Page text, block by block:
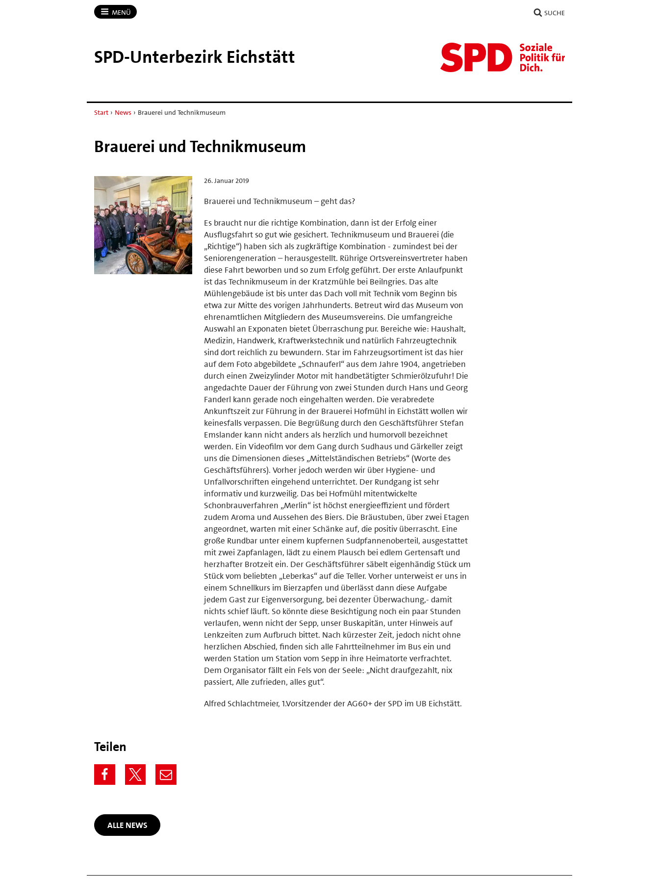
MENÜ SUCHE
SPD-​Unterbezirk Eichstätt
Start › News › Brauerei und Technikmuseum
Brauerei und Technikmuseum
26. Januar 2019
Brauerei und Technikmuseum – geht das?
Es braucht nur die richtige Kombination, dann ist der Erfolg einer
Ausflugsfahrt so gut wie gesichert. Technikmuseum und Brauerei (die
„Richtige“) haben sich als zugkräftige Kombination - zumindest bei der
Seniorengeneration – herausgestellt. Rührige Ortsvereinsvertreter haben
diese Fahrt beworben und so zum Erfolg geführt. Der erste Anlaufpunkt
ist das Technikmuseum in der Kratzmühle bei Beilngries. Das alte
Mühlengebäude ist bis unter das Dach voll mit Technik vom Beginn bis
etwa zur Mitte des vorigen Jahrhunderts. Betreut wird das Museum von
ehrenamtlichen Mitgliedern des Museumsvereins. Die umfangreiche
Auswahl an Exponaten bietet Überraschung pur. Bereiche wie: Haushalt,
Medizin, Handwerk, Kraftwerkstechnik und natürlich Fahrzeugtechnik
sind dort reichlich zu bewundern. Star im Fahrzeugsortiment ist das hier
auf dem Foto abgebildete „Schnauferl“ aus dem Jahre 1904, angetrieben
durch einen Zweizylinder Motor mit handbetätigter Schmierölzufuhr! Die
angedachte Dauer der Führung von zwei Stunden durch Hans und Georg
Fanderl kann gerade noch eingehalten werden. Die verabredete
Ankunftszeit zur Führung in der Brauerei Hofmühl in Eichstätt wollen wir
keinesfalls verpassen. Die Begrüßung durch den Geschäftsführer Stefan
Emslander kann nicht anders als herzlich und humorvoll bezeichnet
werden. Ein Videofilm vor dem Gang durch Sudhaus und Gärkeller zeigt
uns die Dimensionen dieses „Mittelständischen Betriebs“ (Worte des
Geschäftsführers). Vorher jedoch werden wir über Hygiene- und
Unfallvorschriften eingehend unterrichtet. Der Rundgang ist sehr
informativ und kurzweilig. Das bei Hofmühl mitentwickelte
Schonbrauverfahren „Merlin“ ist höchst energieeffizient und fördert
zudem Aroma und Aussehen des Biers. Die Bräustuben, über zwei Etagen
angeordnet, warten mit einer Schänke auf, die positiv überrascht. Eine
große Rundbar unter einem kupfernen Sudpfannenoberteil, ausgestattet
mit zwei Zapfanlagen, lädt zu einem Plausch bei edlem Gertensaft und
herzhafter Brotzeit ein. Der Geschäftsführer säbelt eigenhändig Stück um
Stück vom beliebten „Leberkas“ auf die Teller. Vorher unterweist er uns in
einem Schnellkurs im Bierzapfen und überlässt dann diese Aufgabe
jedem Gast zur Eigenversorgung, bei dezenter Überwachung,- damit
nichts schief läuft. So könnte diese Besichtigung noch ein paar Stunden
verlaufen, wenn nicht der Sepp, unser Buskapitän, unter Hinweis auf
Lenkzeiten zum Aufbruch bittet. Nach kürzester Zeit, jedoch nicht ohne
herzlichen Abschied, finden sich alle Fahrtteilnehmer im Bus ein und
werden Station um Station vom Sepp in ihre Heimatorte verfrachtet.
Dem Organisator fällt ein Fels von der Seele: „Nicht draufgezahlt, nix
passiert, Alle zufrieden, alles gut“.
Alfred Schlachtmeier, 1.Vorsitzender der AG60+ der SPD im UB Eichstätt.
Teilen
ALLE NEWS